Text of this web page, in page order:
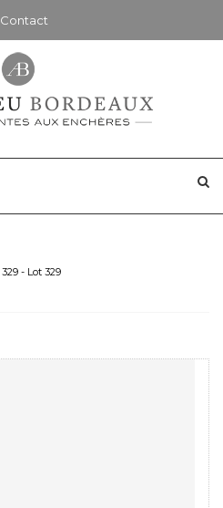
Contact
329 - Lot 329